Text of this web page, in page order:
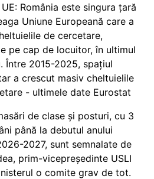
România este singura țară
Uniune Europeană care a
de cercetare,
pe cap de locuitor, în ultimul
Între 2015-2025, spațiul
a crescut masiv cheltuielile
- ultimele date Eurostat
de clase și posturi, cu 3
până la debutul anului
2027, sunt semnalate de
prim-vicepreședinte USLI
o comite grav de tot.